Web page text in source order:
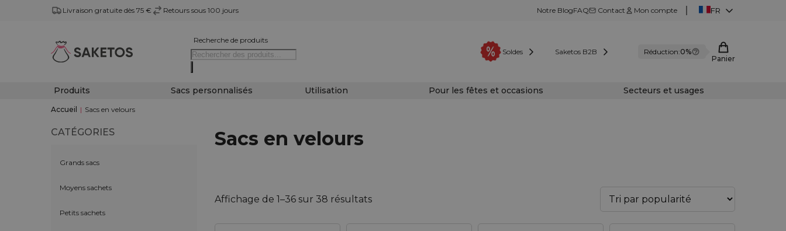
Livraison gratuite dès 75 € Retours sous 100 jours Notre BlogFAQ Contact Mon compte FR
Recherche de produits
Soldes
Saketos B2B Réduction:0%
Panier
Produits Sacs personnalisés Utilisation Pour les fêtes et occasions Secteurs et usages
Accueil | Sacs en velours
CATÉGORIES
Grands sacs
Moyens sachets
Petits sachets
Sacs en velours
Affichage de 1–36 sur 38 résultats